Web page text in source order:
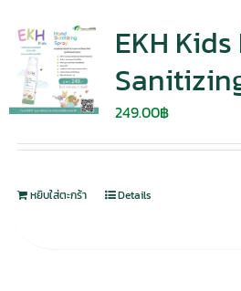
EKH
249.00฿
หยิบใส่ตะกร้า Details